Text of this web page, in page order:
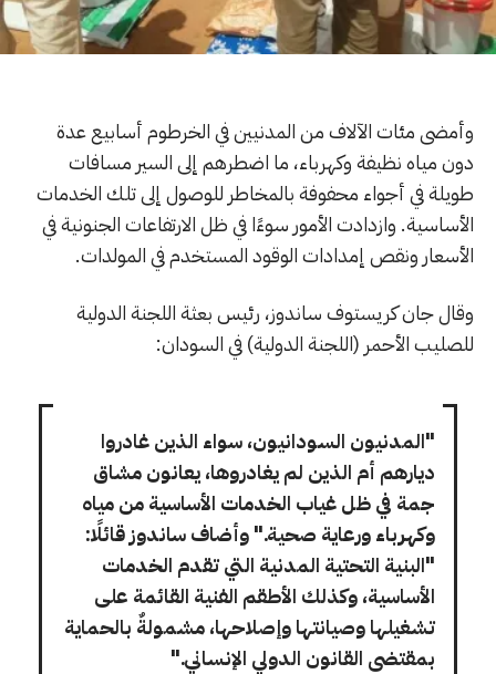
وأمضى مئات الآلاف من المدنيين في الخرطوم أسابيع عدة
دون مياه نظيفة وكهرباء، ما اضطرهم إلى السير مسافات
طويلة في أجواء محفوفة بالمخاطر للوصول إلى تلك الخدمات
الأساسية. وازدادت الأمور سوءًا في ظل الارتفاعات الجنونية في
الأسعار ونقص إمدادات الوقود المستخدم في المولدات.
وقال جان كريستوف ساندوز، رئيس بعثة اللجنة الدولية
للصليب الأحمر (اللجنة الدولية) في السودان:
"المدنيون السودانيون، سواء الذين غادروا
ديارهم أم الذين لم يغادروها، يعانون مشاق
جمة في ظل غياب الخدمات الأساسية من مياه
وكهرباء ورعاية صحية." وأضاف ساندوز قائلًا:
"البنية التحتية المدنية التي تقدم الخدمات
الأساسية، وكذلك الأطقم الفنية القائمة على
تشغيلها وصيانتها وإصلاحها، مشمولةٌ بالحماية
بمقتضى القانون الدولي الإنساني."